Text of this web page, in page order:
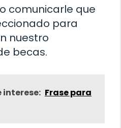
comunicarle que
para
nuestro
becas.
interese: Frase para